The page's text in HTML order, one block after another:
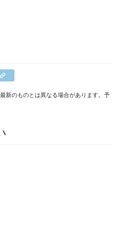
新のものとは異なる場合があります。予